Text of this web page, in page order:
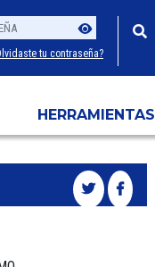
Usuario
Contraseña
tu contraseña?
HERRAMIENTAS